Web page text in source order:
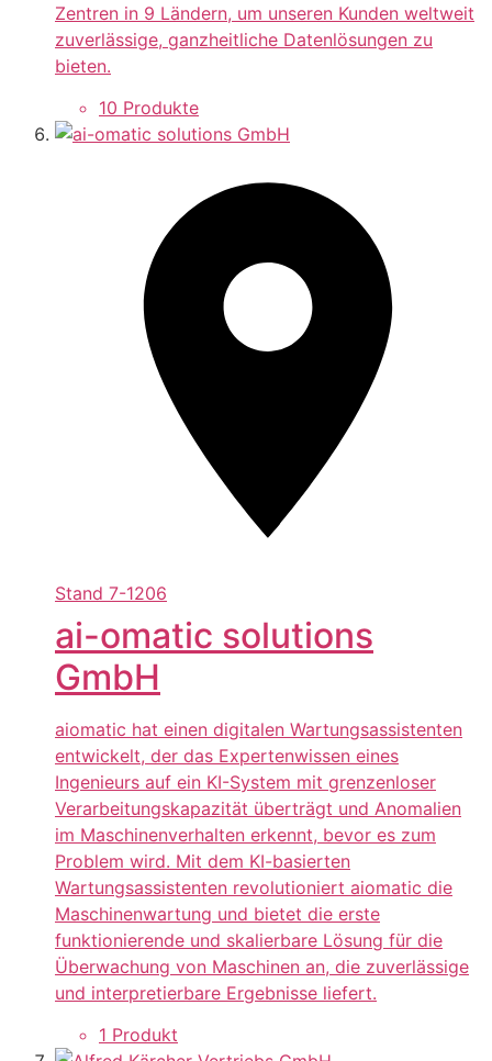
Zentren in 9 Ländern, um unseren Kunden weltweit
zuverlässige, ganzheitliche Datenlösungen zu
bieten.
10 Produkte
Stand 7-1206
ai-omatic solutions
GmbH
aiomatic hat einen digitalen Wartungsassistenten
entwickelt, der das Expertenwissen eines
Ingenieurs auf ein KI-System mit grenzenloser
Verarbeitungskapazität überträgt und Anomalien
im Maschinenverhalten erkennt, bevor es zum
Problem wird. Mit dem KI-basierten
Wartungsassistenten revolutioniert aiomatic die
Maschinenwartung und bietet die erste
funktionierende und skalierbare Lösung für die
Überwachung von Maschinen an, die zuverlässige
und interpretierbare Ergebnisse liefert.
1 Produkt